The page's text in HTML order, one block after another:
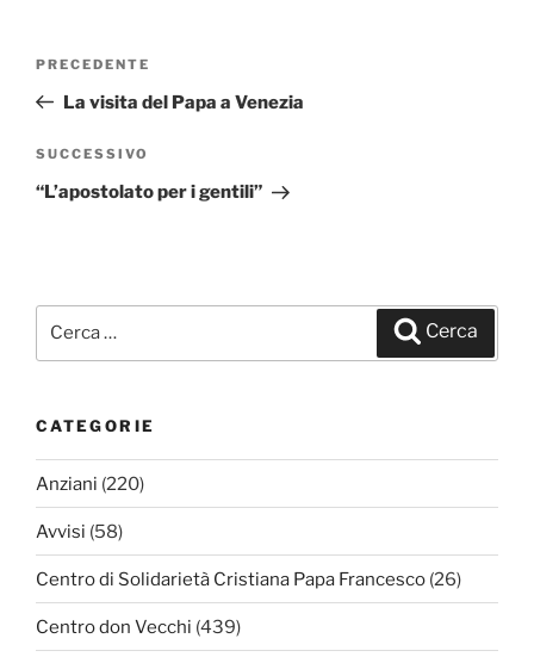
Navigazione
Articolo
precedente:
PRECEDENTE
La visita del Papa a Venezia
Articolo
successivo
SUCCESSIVO
“L’apostolato per i gentili”
Cerca:
Cerca
CATEGORIE
Anziani (220)
Avvisi (58)
Centro di Solidarietà Cristiana Papa Francesco (26)
Centro don Vecchi (439)